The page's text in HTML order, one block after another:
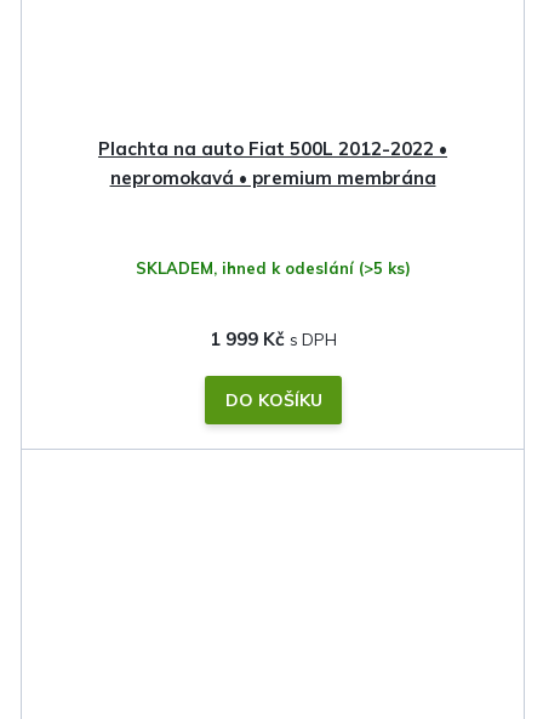
Plachta na auto Fiat 500L 2012-2022 •
nepromokavá • premium membrána
SKLADEM, ihned k odeslání (>5 ks)
1 999 Kč
DO KOŠÍKU